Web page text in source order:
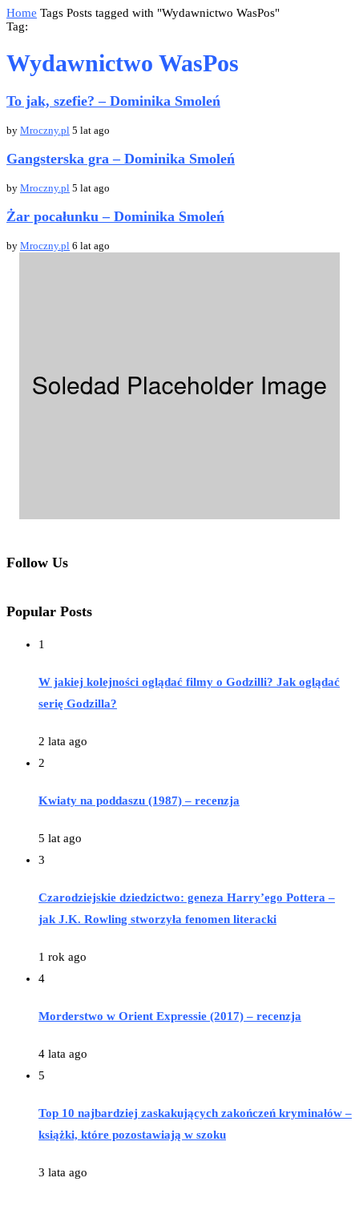
Home Tags Posts tagged with "Wydawnictwo WasPos"
Tag:
Wydawnictwo WasPos
To jak, szefie? – Dominika Smoleń
by Mroczny.pl 5 lat ago
Gangsterska gra – Dominika Smoleń
by Mroczny.pl 5 lat ago
Żar pocałunku – Dominika Smoleń
by Mroczny.pl 6 lat ago
Follow Us
Popular Posts
1
W jakiej kolejności oglądać filmy o Godzilli? Jak oglądać
serię Godzilla?
2 lata ago
2
Kwiaty na poddaszu (1987) – recenzja
5 lat ago
3
Czarodziejskie dziedzictwo: geneza Harry’ego Pottera –
jak J.K. Rowling stworzyła fenomen literacki
1 rok ago
4
Morderstwo w Orient Expressie (2017) – recenzja
4 lata ago
5
Top 10 najbardziej zaskakujących zakończeń kryminałów –
książki, które pozostawiają w szoku
3 lata ago